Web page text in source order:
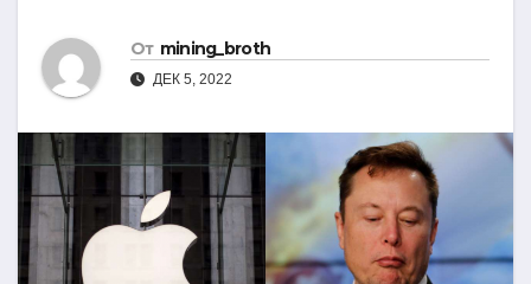
От mining_broth
ДЕК 5, 2022